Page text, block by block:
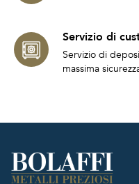
Servizio di
Servizio di
massima